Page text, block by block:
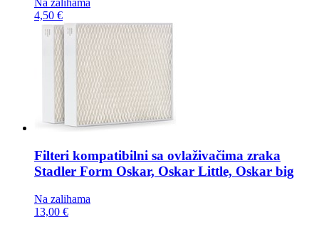
Na zalihama
4,50 €
Filteri kompatibilni sa ovlaživačima zraka
Stadler Form Oskar, Oskar Little, Oskar big
Na zalihama
13,00 €